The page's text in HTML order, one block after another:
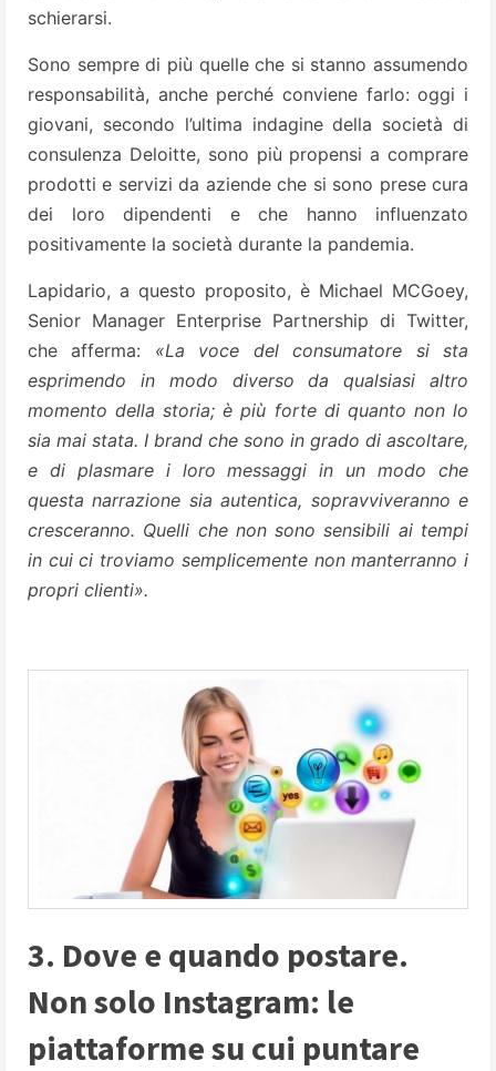
schierarsi.
Sono sempre di più quelle che si stanno assumendo
responsabilità, anche perché conviene farlo: oggi i
giovani, secondo l’ultima indagine della società di
consulenza Deloitte, sono più propensi a comprare
prodotti e servizi da aziende che si sono prese cura
dei loro dipendenti e che hanno influenzato
positivamente la società durante la pandemia.
Lapidario, a questo proposito, è Michael MCGoey,
Senior Manager Enterprise Partnership di Twitter,
che afferma: «La voce del consumatore si sta
esprimendo in modo diverso da qualsiasi altro
momento della storia; è più forte di quanto non lo
sia mai stata. I brand che sono in grado di ascoltare,
e di plasmare i loro messaggi in un modo che
questa narrazione sia autentica, sopravviveranno e
cresceranno. Quelli che non sono sensibili ai tempi
in cui ci troviamo semplicemente non manterranno i
propri clienti».
3. Dove e quando postare.
Non solo Instagram: le
piattaforme su cui puntare